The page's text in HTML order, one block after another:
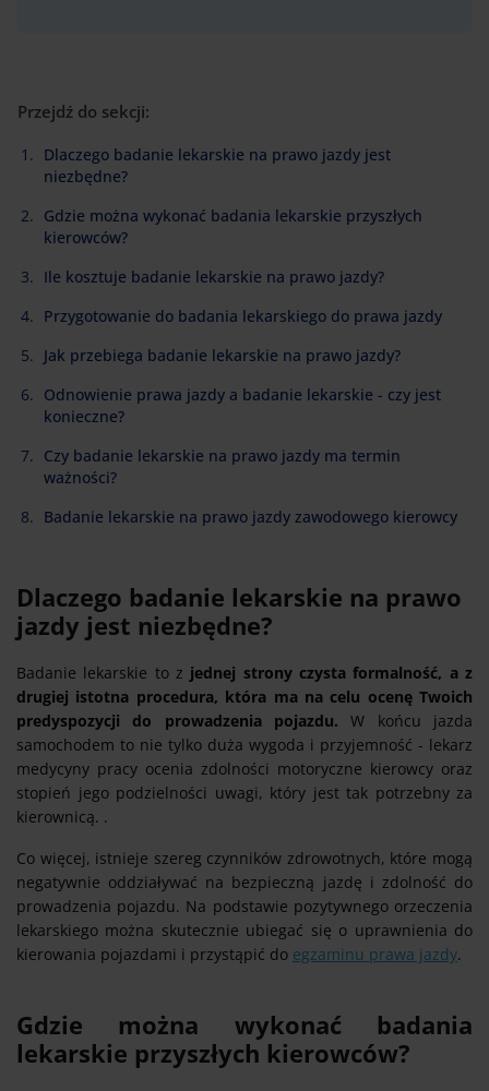
Przejdź do sekcji:
Dlaczego badanie lekarskie na prawo jazdy jest
niezbędne?
Gdzie można wykonać badania lekarskie przyszłych
kierowców?
Ile kosztuje badanie lekarskie na prawo jazdy?
Przygotowanie do badania lekarskiego do prawa jazdy
Jak przebiega badanie lekarskie na prawo jazdy?
Odnowienie prawa jazdy a badanie lekarskie - czy jest
konieczne?
Czy badanie lekarskie na prawo jazdy ma termin
ważności?
Badanie lekarskie na prawo jazdy zawodowego kierowcy
Dlaczego badanie lekarskie na prawo
jazdy jest niezbędne?
Badanie lekarskie to z jednej strony czysta formalność, a z
drugiej istotna procedura, która ma na celu ocenę Twoich
predyspozycji do prowadzenia pojazdu.W końcu jazda
samochodem to nie tylko duża wygoda i przyjemność - lekarz
medycyny pracy ocenia zdolności motoryczne kierowcy oraz
stopień jego podzielności uwagi, który jest tak potrzebny za
kierownicą. .
Co więcej, istnieje szereg czynników zdrowotnych, które mogą
negatywnie oddziaływać na bezpieczną jazdę i zdolność do
prowadzenia pojazdu. Na podstawie pozytywnego orzeczenia
lekarskiego można skutecznie ubiegać się o uprawnienia do
kierowania pojazdami i przystąpić do egzaminu prawa jazdy.
Gdzie można wykonać badania
lekarskie przyszłych kierowców?